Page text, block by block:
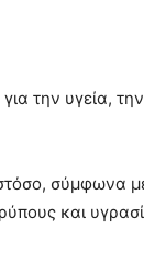
την υγεία,
σύμφωνα
και